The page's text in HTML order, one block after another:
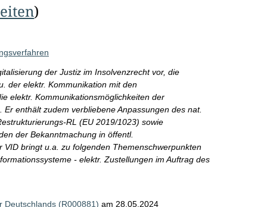
)
der Justiz im Insolvenzrecht vor, die
der elektr. Kommunikation mit den
elektr. Kommunikationsmöglichkeiten der
enthält zudem verbliebene Anpassungen des nat.
RL (EU 2019/1023) sowie
der Bekanntmachung in öffentl.
bringt u.a. zu folgenden Themenschwerpunkten
- elektr. Zustellungen im Auftrag des
Deutschlands (R000881) am 28.05.2024